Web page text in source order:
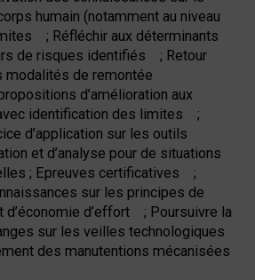
humain (notamment au niveau
; Réfléchir aux déterminants
de risques identifiés ; Retour
modalités de remontée
d’amélioration aux
identification des limites ;
d’application sur les outils
et d’analyse pour de situations
; Epreuves certificatives ;
sur les principes de
d’économie d’effort ; Poursuivre la
sur les veilles technologiques
des manutentions mécanisées